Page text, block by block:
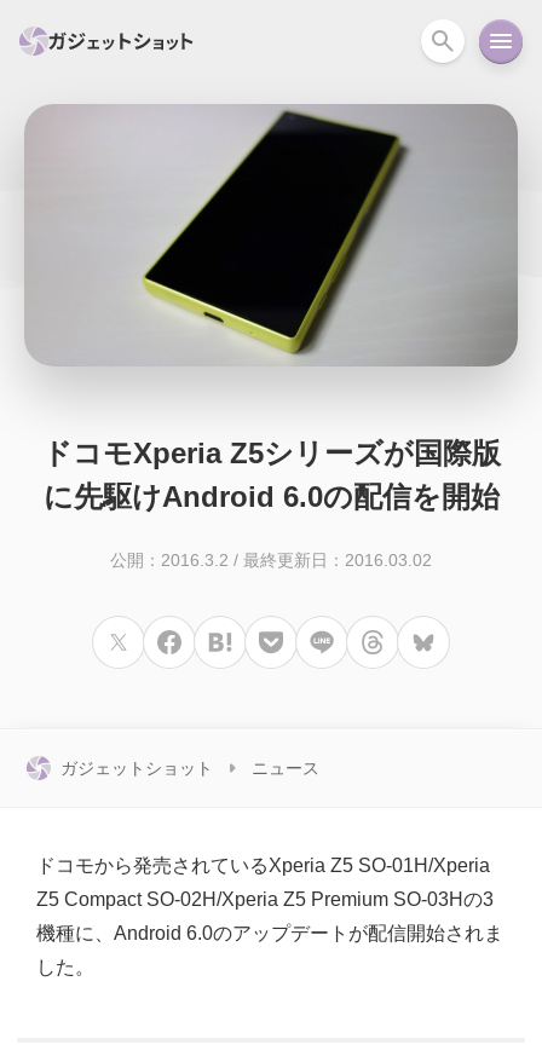
カメラ
スマートホーム アクションカメラ
iPad Android
オーディオ
ドコモXperia Z5シリーズが国際版
に先駆けAndroid 6.0の配信を開始
公開：2016.3.2 / 最終更新日：2016.03.02
ガジェットショット ニュース
ドコモから発売されているXperia Z5 SO-01H/Xperia
Z5 Compact SO-02H/Xperia Z5 Premium SO-03Hの3
機種に、Android 6.0のアップデートが配信開始されま
した。